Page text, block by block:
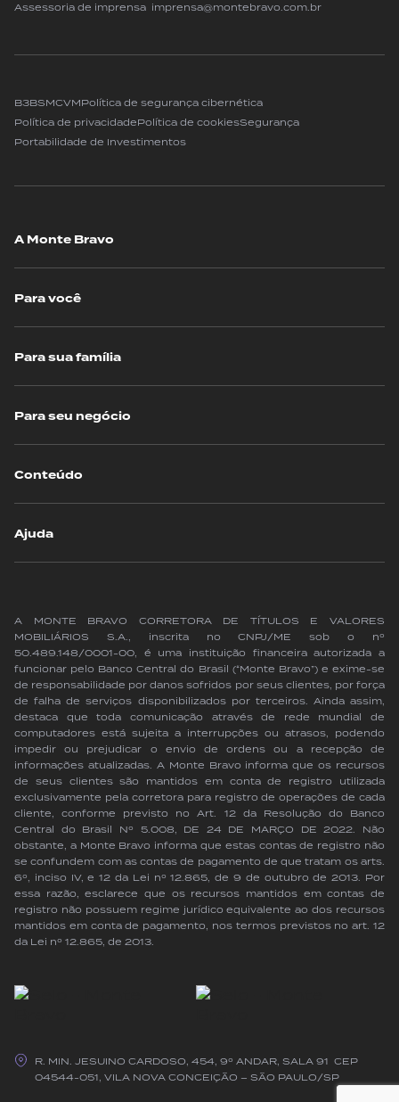
Assessoria de imprensa imprensa@montebravo.com.br
B3BSMCVMPolítica de segurança cibernética
Política de privacidadePolítica de cookiesSegurança
Portabilidade de Investimentos
A Monte Bravo
Para você
Para sua família
Para seu negócio
Conteúdo
Ajuda
A MONTE BRAVO CORRETORA DE TÍTULOS E VALORES
MOBILIÁRIOS S.A., inscrita no CNPJ/ME sob o nº
50.489.148/0001-00, é uma instituição financeira autorizada a
funcionar pelo Banco Central do Brasil (“Monte Bravo”) e exime-se
de responsabilidade por danos sofridos por seus clientes, por força
de falha de serviços disponibilizados por terceiros. Ainda assim,
destaca que toda comunicação através de rede mundial de
computadores está sujeita a interrupções ou atrasos, podendo
impedir ou prejudicar o envio de ordens ou a recepção de
informações atualizadas. A Monte Bravo informa que os recursos
de seus clientes são mantidos em conta de registro utilizada
exclusivamente pela corretora para registro de operações de cada
cliente, conforme previsto no Art. 12 da Resolução do Banco
Central do Brasil Nº 5.008, DE 24 DE MARÇO DE 2022. Não
obstante, a Monte Bravo informa que estas contas de registro não
se confundem com as contas de pagamento de que tratam os arts.
6º, inciso IV, e 12 da Lei nº 12.865, de 9 de outubro de 2013. Por
essa razão, esclarece que os recursos mantidos em contas de
registro não possuem regime jurídico equivalente ao dos recursos
mantidos em conta de pagamento, nos termos previstos no art. 12
da Lei nº 12.865, de 2013.
R. MIN. JESUINO CARDOSO, 454, 9º ANDAR, SALA 91 CEP
04544-051, VILA NOVA CONCEIÇÃO – SÃO PAULO/SP